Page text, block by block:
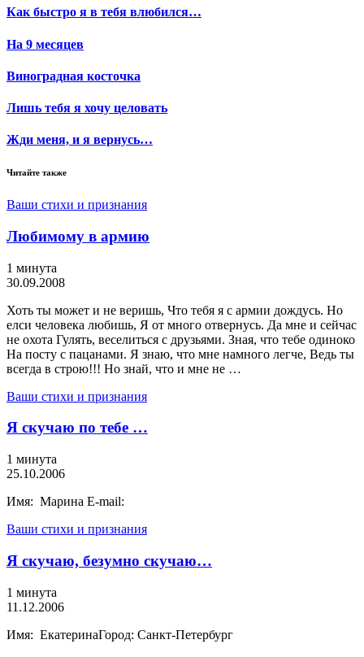
Как быстро я в тебя влюбился…
На 9 месяцев
Виноградная косточка
Лишь тебя я хочу целовать
Жди меня, и я вернусь…
Читайте также
Ваши стихи и признания
Любимому в армию
1 минута
30.09.2008
Хоть ты может и не веришь, Что тебя я с армии дождусь. Но
елси человека любишь, Я от много отвернусь. Да мне и сейчас
не охота Гулять, веселиться с друзьями. Зная, что тебе одиноко
На посту с пацанами. Я знаю, что мне намного легче, Ведь ты
всегда в строю!!! Но знай, что и мне не …
Ваши стихи и признания
Я скучаю по тебе …
1 минута
25.10.2006
Имя: Марина E-mail:
Ваши стихи и признания
Я скучаю, безумно скучаю…
1 минута
11.12.2006
Имя: ЕкатеринаГород: Санкт-Петербург